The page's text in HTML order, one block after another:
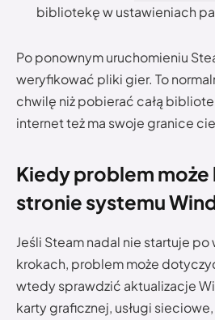
bibliotekę w ustawieniach
Po ponownym uruchomieniu
weryfikować pliki gier. To
chwilę niż pobierać całą
internet też ma swoje granice
Kiedy problem może
stronie systemu
Jeśli Steam nadal nie startuje
krokach, problem może
wtedy sprawdzić aktualizacje
karty graficznej, usługi